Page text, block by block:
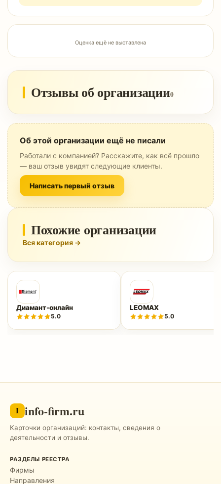
Оценка ещё не выставлена
Отзывы об организации0
Об этой организации ещё не писали
Работали с компанией? Расскажите, как всё прошло
— ваш отзыв увидят следующие клиенты.
Написать первый отзыв
Похожие организации
Вся категория →
Диамант-онлайн
5.0
LEOMAX
5.0
I info-firm.ru
Карточки организаций: контакты, сведения о
деятельности и отзывы.
РАЗДЕЛЫ РЕЕСТРА
Фирмы
Направления